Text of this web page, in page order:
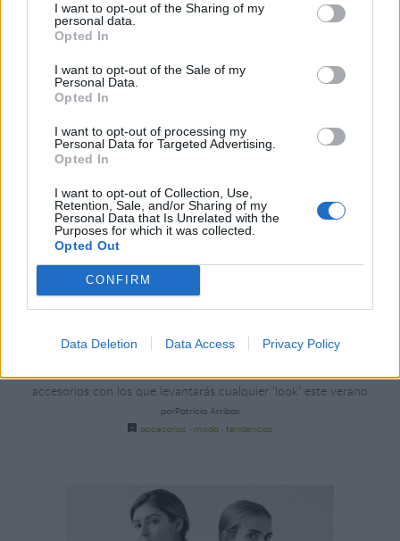
I want to opt-out of the Sharing of my
personal data.
Opted In
I want to opt-out of the Sale of my
Personal Data.
Opted In
I want to opt-out of processing my
Personal Data for Targeted Advertising.
Opted In
I want to opt-out of Collection, Use,
Retention, Sale, and/or Sharing of my
Personal Data that Is Unrelated with the
Purposes for which it was collected.
Opted Out
CONFIRM
Data Deletion Data Access Privacy Policy
Las 20 marcas de hombre que debes conocer
de hombre para renovar armario y vestir con estilo esta temporada.
El accesorio que no puede faltarte esta temporada
accesorios con los que levantarás cualquier ‘look’ este verano
porPatricia Arribas
accesorios
moda tendencias